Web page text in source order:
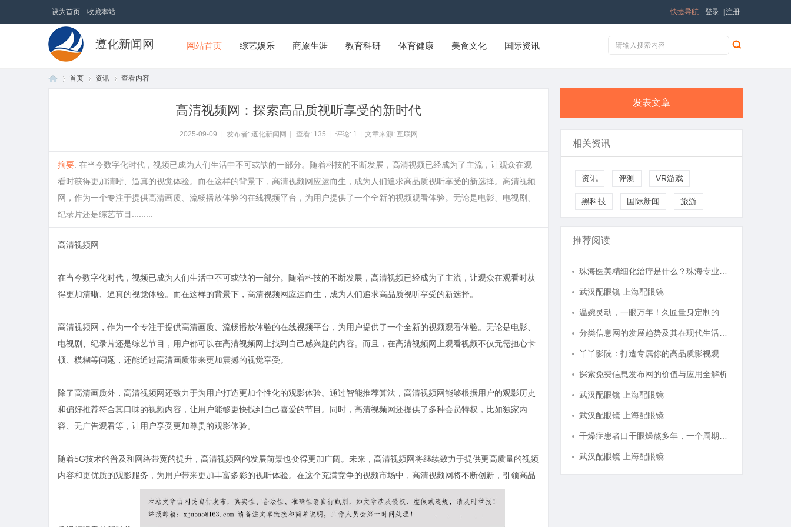
设为首页 收藏本站 登录 注册
快捷导航
遵化新闻网 网站首页 综艺娱乐 商旅生涯 教育科研 体育健康 美食文化 国际资讯
首页 资讯 查看内容
高清视频网：探索高品质视听享受的新时代
2025-09-09 发布者: 遵化新闻网 查看: 135 评论: 1 文章来源: 互联网
摘要: 在当今数字化时代，视频已成为人们生活中不可或缺的一部分。随着科技的不断发展，高清视频已经成为了主流，让观众在观
看时获得更加清晰、逼真的视觉体验。而在这样的背景下，高清视频网应运而生，成为人们追求高品质视听享受的新选择。高清视频
网，作为一个专注于提供高清画质、流畅播放体验的在线视频平台，为用户提供了一个全新的视频观看体验。无论是电影、电视剧、
纪录片还是综艺节目.........
高清视频网
在当今数字化时代，视频已成为人们生活中不可或缺的一部分。随着科技的不断发展，高清视频已经成为了主流，让观众在观看时获
得更加清晰、逼真的视觉体验。而在这样的背景下，高清视频网应运而生，成为人们追求高品质视听享受的新选择。
高清视频网，作为一个专注于提供高清画质、流畅播放体验的在线视频平台，为用户提供了一个全新的视频观看体验。无论是电影、
电视剧、纪录片还是综艺节目，用户都可以在高清视频网上找到自己感兴趣的内容。而且，在高清视频网上观看视频不仅无需担心卡
顿、模糊等问题，还能通过高清画质带来更加震撼的视觉享受。
除了高清画质外，高清视频网还致力于为用户打造更加个性化的观影体验。通过智能推荐算法，高清视频网能够根据用户的观影历史
和偏好推荐符合其口味的视频内容，让用户能够更快找到自己喜爱的节目。同时，高清视频网还提供了多种会员特权，比如独家内
容、无广告观看等，让用户享受更加尊贵的观影体验。
随着5G技术的普及和网络带宽的提升，高清视频网的发展前景也变得更加广阔。未来，高清视频网将继续致力于提供更高质量的视频
内容和更优质的观影服务，为用户带来更加丰富多彩的视听体验。在这个充满竞争的视频市场中，高清视频网将不断创新，引领高品
发表文章
相关资讯
资讯 评测 VR游戏
黑科技 国际新闻 旅游
推荐阅读
武汉配眼镜 上海配眼镜
探索免费信息发布网的价值与应用全解析
武汉配眼镜 上海配眼镜
武汉配眼镜 上海配眼镜
武汉配眼镜 上海配眼镜